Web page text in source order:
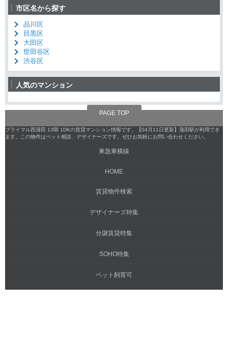
市区名から探す
品川区
目黒区
大田区
世田谷区
渋谷区
人気のマンション
PAGE TOP
プライマル西蒲田 13階 1DKの賃貸マンション情報です。【04月11日更新】蒲田駅が利用でき
ます。この物件はペット相談、デザイナーズです。ぜひお気軽にお問い合わせください。
東急東横線
HOME
賃貸物件検索
デザイナーズ特集
分譲賃貸特集
SOHO特集
ペット飼育可